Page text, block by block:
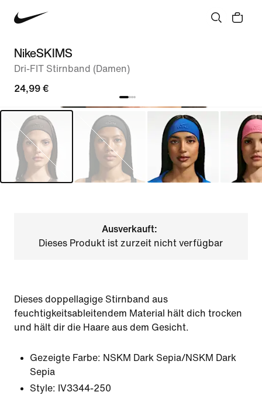
NikeSKIMS
Dri-FIT Stirnband (Damen)
24,99 €
Ausverkauft:
Dieses Produkt ist zurzeit nicht verfügbar
Dieses doppellagige Stirnband aus
feuchtigkeitsableitendem Material hält dich trocken
und hält dir die Haare aus dem Gesicht.
Gezeigte Farbe: NSKM Dark Sepia/NSKM Dark
Sepia
Style: IV3344-250